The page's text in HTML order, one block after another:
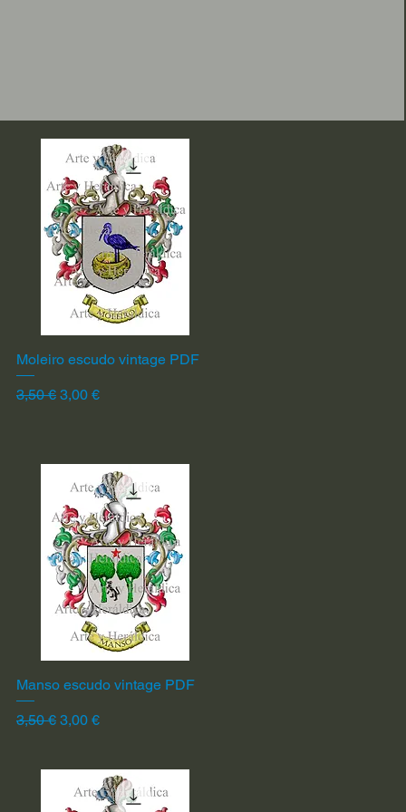
Vista rápida
Moleiro escudo vintage PDF
Precio
3,50 € Precio de oferta
3,00 €
Vista rápida
Manso escudo vintage PDF
Precio
3,50 € Precio de oferta
3,00 €